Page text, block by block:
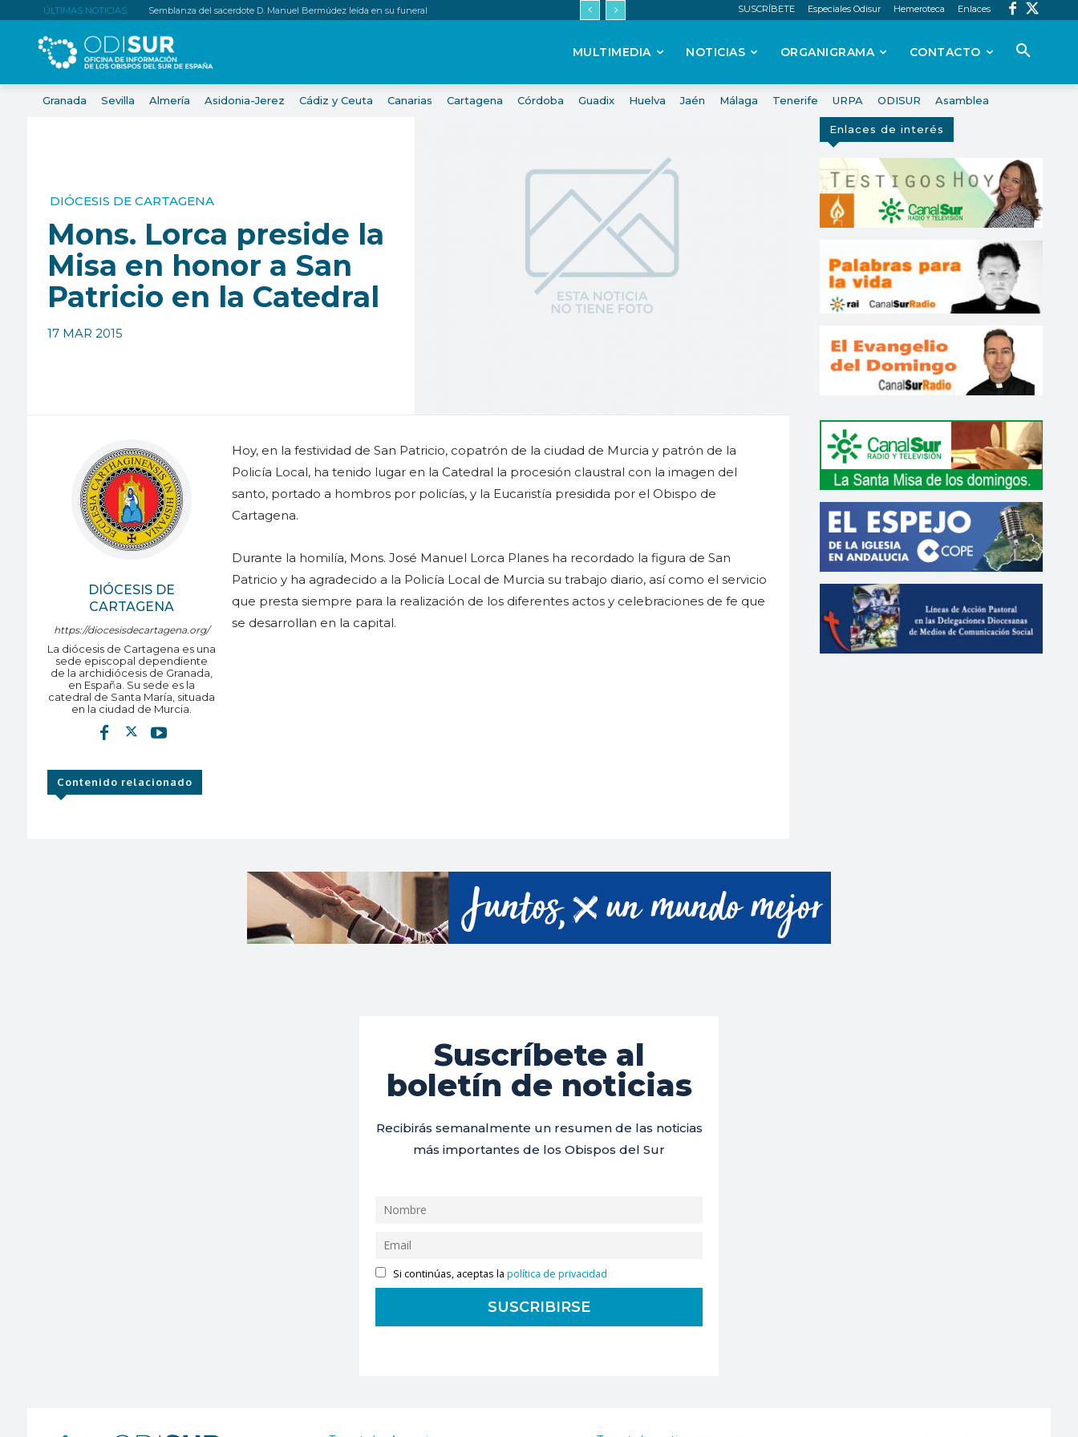
ÚLTIMAS NOTICIAS: Semblanza del sacerdote D. Manuel Bermúdez leída en su funeral SUSCRÍBETE Especiales Odisur Hemeroteca Enlaces
MULTIMEDIA NOTICIAS ORGANIGRAMA CONTACTO
Granada Sevilla Almería Asidonia-Jerez Cádiz y Ceuta Canarias Cartagena Córdoba Guadix Huelva Jaén Málaga Tenerife URPA ODISUR Asamblea
DIÓCESIS DE CARTAGENA
Mons. Lorca preside la
Misa en honor a San
Patricio en la Catedral
17 MAR 2015
DIÓCESIS DE
CARTAGENA
https://diocesisdecartagena.org/
La diócesis de Cartagena es una
sede episcopal dependiente
de la archidiócesis de Granada,
en España. Su sede es la
catedral de Santa María, situada
en la ciudad de Murcia.
Hoy, en la festividad de San Patricio, copatrón de la ciudad de Murcia y patrón de la
Policía Local, ha tenido lugar en la Catedral la procesión claustral con la imagen del
santo, portado a hombros por policías, y la Eucaristía presidida por el Obispo de
Cartagena.
Durante la homilía, Mons. José Manuel Lorca Planes ha recordado la figura de San
Patricio y ha agradecido a la Policía Local de Murcia su trabajo diario, así como el servicio
que presta siempre para la realización de los diferentes actos y celebraciones de fe que
se desarrollan en la capital.
Contenido relacionado
Enlaces de interés
Suscríbete al
boletín de noticias
Recibirás semanalmente un resumen de las noticias
más importantes de los Obispos del Sur
Si continúas, aceptas lapolítica de privacidad